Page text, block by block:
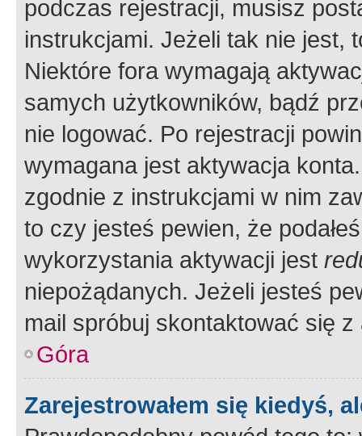
podczas rejestracji, musisz
instrukcjami. Jeżeli tak nie jest,
Niektóre fora wymagają
samych użytkowników, bądź
nie logować. Po rejestracji
wymagana jest aktywacja
zgodnie z instrukcjami w nim
to czy jesteś pewien, że
wykorzystania aktywacji jest
niepożądanych. Jeżeli jesteś
mail spróbuj skontaktować się
Góra
Zarejestrowałem się kiedyś,